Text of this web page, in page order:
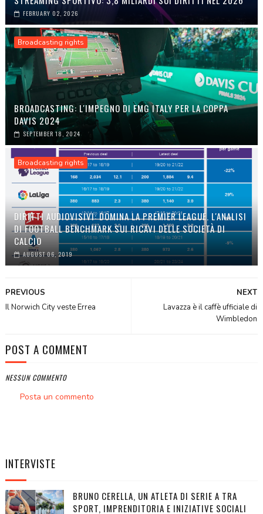
FEBRUARY 02, 2026
Broadcasting rights
BROADCASTING: L'IMPEGNO DI EMG ITALY PER LA COPPA
DAVIS 2024
SEPTEMBER 18, 2024
Broadcasting rights
DIRITTI AUDIOVISIVI: DOMINA LA PREMIER LEAGUE. L'ANALISI
DI FOOTBALL BENCHMARK SUI RICAVI DELLE SOCIETÀ DI
CALCIO
AUGUST 06, 2019
NEXT
Lavazza è il caffè ufficiale di
Wimbledon
PREVIOUS
Il Norwich City veste Errea
POST A COMMENT
NESSUN COMMENTO
Posta un commento
INTERVISTE
BRUNO CERELLA, UN ATLETA DI SERIE A TRA
SPORT, IMPRENDITORIA E INIZIATIVE SOCIALI